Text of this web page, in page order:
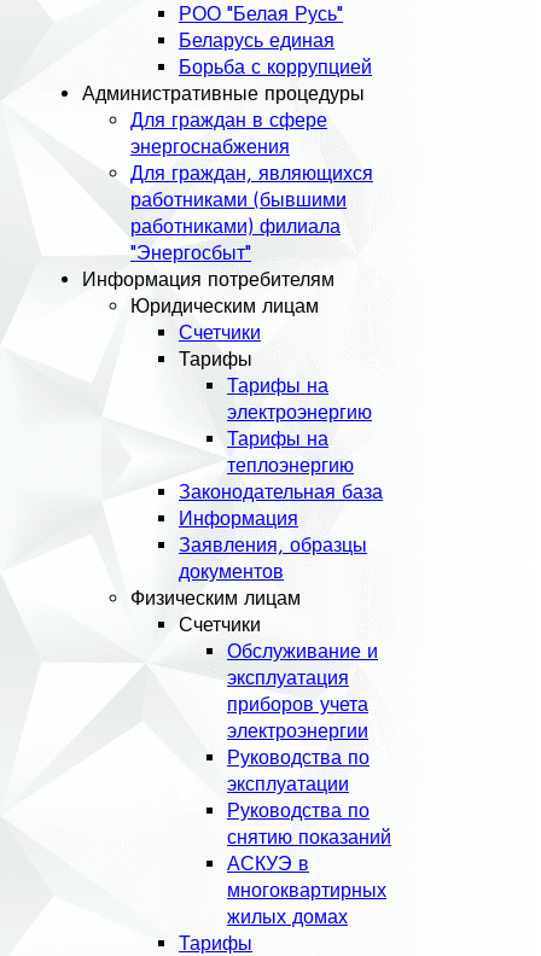
РОО "Белая Русь"
Беларусь единая
Борьба с коррупцией
Административные процедуры
Для граждан в сфере
энергоснабжения
Для граждан, являющихся
работниками (бывшими
работниками) филиала
"Энергосбыт"
Информация потребителям
Юридическим лицам
Счетчики
Тарифы
Тарифы на
электроэнергию
Тарифы на
теплоэнергию
Законодательная база
Информация
Заявления, образцы
документов
Физическим лицам
Счетчики
Обслуживание и
эксплуатация
приборов учета
электроэнергии
Руководства по
эксплуатации
Руководства по
снятию показаний
АСКУЭ в
многоквартирных
жилых домах
Тарифы